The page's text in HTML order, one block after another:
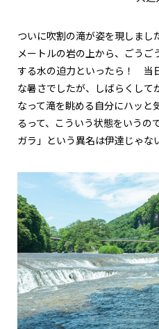
ついに吹割の滝が姿を現しま
メートルの岩の上から、ごうご
する水の迫力といったら！ 当
な暑さでしたが、しばらくして
なって滝を眺める自分にハッと
るって、こういう状態をいうの
ガラ」という異名は伊達じゃな